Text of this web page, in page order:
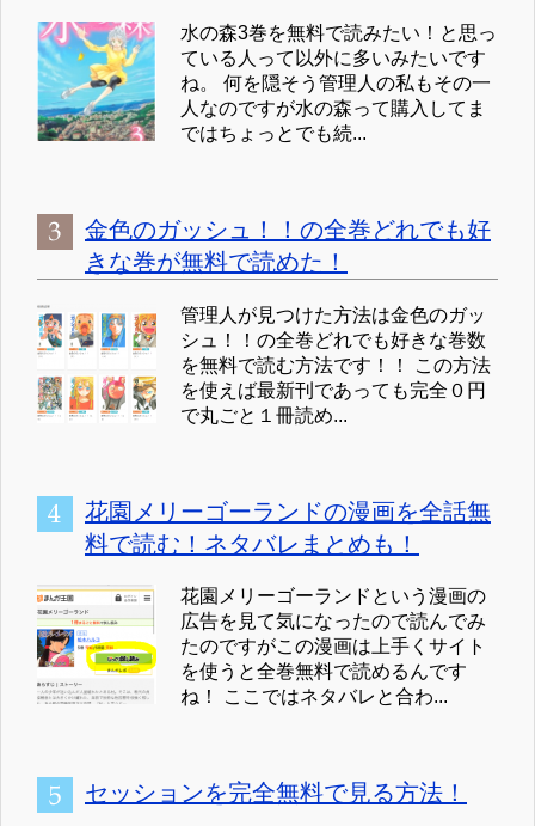
水の森3巻を無料で読みたい！と思っ
ている人って以外に多いみたいです
ね。 何を隠そう管理人の私もその一
人なのですが水の森って購入してま
ではちょっとでも続...
金色のガッシュ！！の全巻どれでも好
きな巻が無料で読めた！
管理人が見つけた方法は金色のガッ
シュ！！の全巻どれでも好きな巻数
を無料で読む方法です！！ この方法
を使えば最新刊であっても完全０円
で丸ごと１冊読め...
花園メリーゴーランドの漫画を全話無
料で読む！ネタバレまとめも！
花園メリーゴーランドという漫画の
広告を見て気になったので読んでみ
たのですがこの漫画は上手くサイト
を使うと全巻無料で読めるんです
ね！ ここではネタバレと合わ...
セッションを完全無料で見る方法！